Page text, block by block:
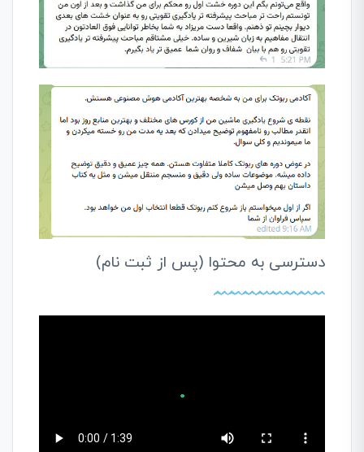
دسترسی به محتوا (پس از ثبت نام)